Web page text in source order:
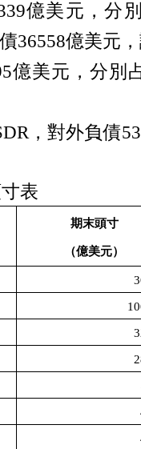
億美元，分
36558億美元
億美元，分別
，對外負債
表
期末頭寸
（億美元）